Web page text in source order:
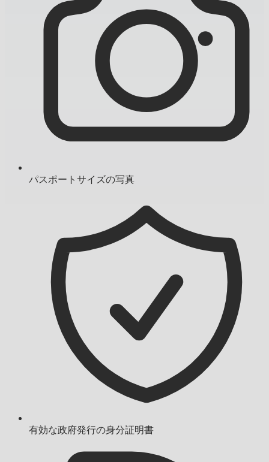
パスポートサイズの写真
有効な政府発行の身分証明書